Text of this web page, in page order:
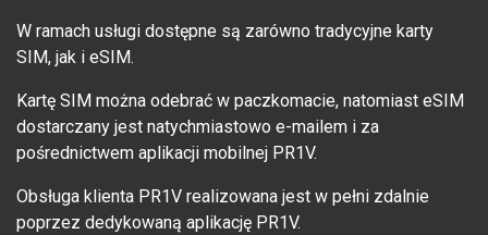
W ramach usługi dostępne są zarówno tradycyjne karty
SIM, jak i eSIM.
Kartę SIM można odebrać w paczkomacie, natomiast eSIM
dostarczany jest natychmiastowo e-mailem i za
pośrednictwem aplikacji mobilnej PR1V.
Obsługa klienta PR1V realizowana jest w pełni zdalnie
poprzez dedykowaną aplikację PR1V.